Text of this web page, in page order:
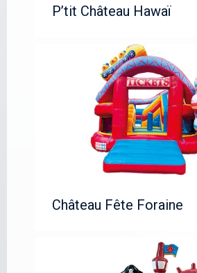
P’tit Château Hawaï
Château Fête Foraine